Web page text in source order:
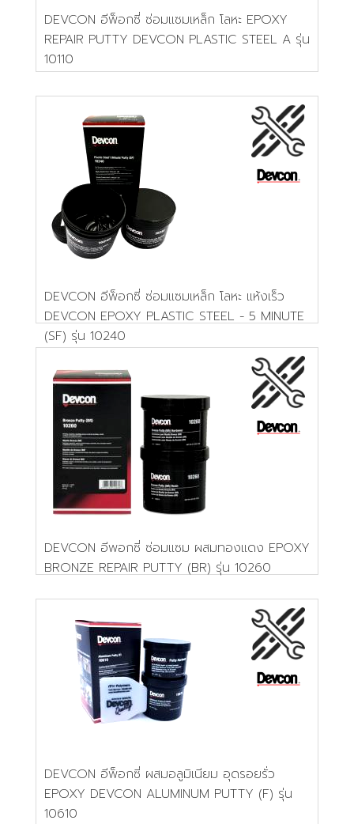
DEVCON อีพ็อกซี่ ซ่อมแซมเหล็ก โลหะ EPOXY
REPAIR PUTTY DEVCON PLASTIC STEEL A รุ่น
10110
DEVCON อีพ็อกซี่ ซ่อมแซมเหล็ก โลหะ แห้งเร็ว
DEVCON EPOXY PLASTIC STEEL - 5 MINUTE
(SF) รุ่น 10240
DEVCON อีพอกซี่ ซ่อมแซม ผสมทองแดง EPOXY
BRONZE REPAIR PUTTY (BR) รุ่น 10260
DEVCON อีพ็อกซี่ ผสมอลูมิเนียม อุดรอยรั่ว
EPOXY DEVCON ALUMINUM PUTTY (F) รุ่น
10610